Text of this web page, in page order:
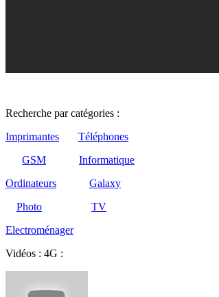
Recherche par catégories :
Imprimantes
Téléphones
GSM
Informatique
Ordinateurs
Galaxy
Photo
TV
Electroménager
Vidéos : 4G :